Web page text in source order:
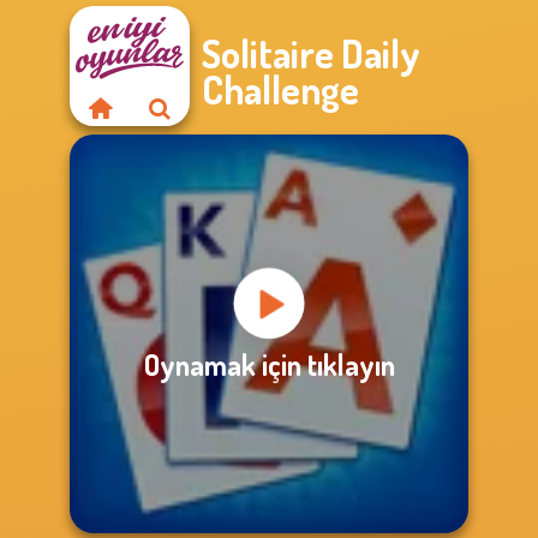
Solitaire Daily
Challenge
Oynamak için tıklayın